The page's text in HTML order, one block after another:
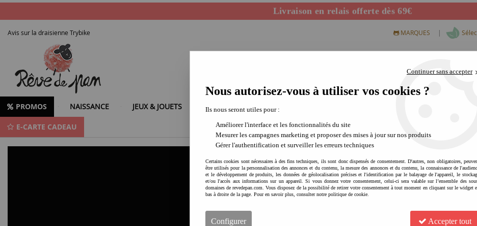
Livraison en relais offerte dès 69€
Avis sur la draisienne Trybike MARQUES |
PROMOS NAISSANCE JEUX & JOUETS LOISIRS CREATIFS MODE &
E-CARTE CADEAU
Avis draisienne: Pourquoi la Trybike est-elle la meilleure option pour les tout-petits ?
Continuer sans accepter
Nous autorisez-vous à utiliser vos cookies ?
Ils nous seront utiles pour :
Améliorer l'interface et les fonctionnalités du site
Mesurer les campagnes marketing et proposer des mises à jour sur nos produits
Gérer l'authentification et surveiller les erreurs techniques
Certains cookies sont nécessaires à des fins techniques, ils sont donc dispensés de consentement. D'autres, non obligatoires,
être utilisés pour la personnalisation des annonces et du contenu, la mesure des annonces et du contenu, la connaissance de
et le développement de produits, les données de géolocalisation précises et l'identification par le balayage de l'appareil, le
et/ou l'accès aux informations sur un appareil. Si vous donnez votre consentement, celui-ci sera valable sur l’ensemble des
domaines de revedepan.com. Vous disposez de la possibilité de retirer votre consentement à tout moment en cliquant sur le widget
bas à droite de la page. Pour en savoir plus, consulter notre politique de cookie.
Configurer Accepter tout